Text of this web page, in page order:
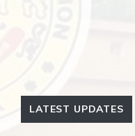
LATEST UPDATES